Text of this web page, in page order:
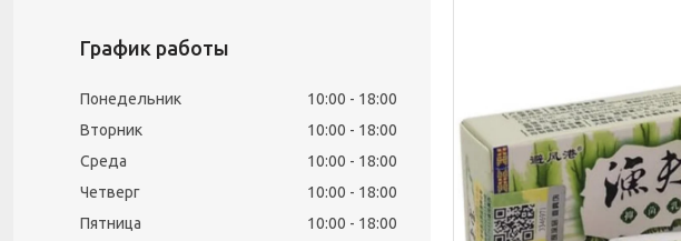
График работы
Понедельник 10:00
18:00
Вторник
10:00
18:00
Среда
10:00
18:00
Четверг
10:00
18:00
Пятница
10:00
18:00